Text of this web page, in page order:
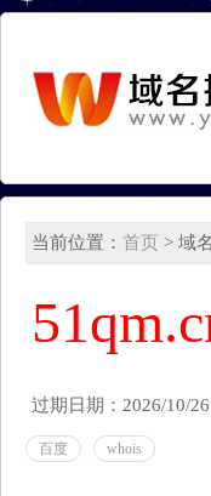
当前位置： 首页 > 域
过期日期：2026/10/
百度 whois